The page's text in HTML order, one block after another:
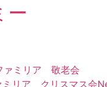
ー
ァミリア 敬老会
リア クリスマス会